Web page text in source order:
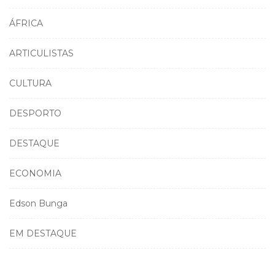
ÁFRICA
ARTICULISTAS
CULTURA
DESPORTO
DESTAQUE
ECONOMIA
Edson Bunga
EM DESTAQUE